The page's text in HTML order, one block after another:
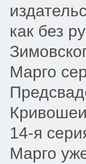
как без
Марго
14-я
Марго